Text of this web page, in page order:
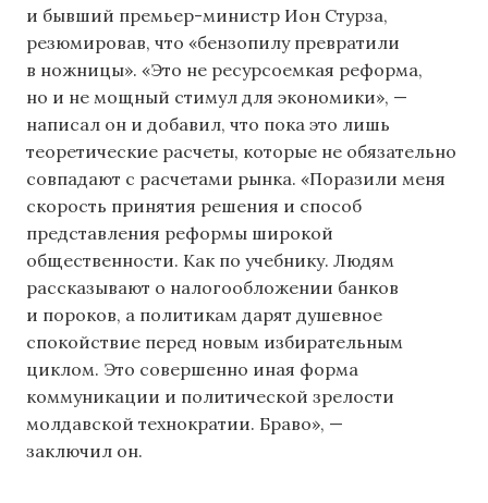
и бывший премьер-министр Ион Стурза,
резюмировав, что «бензопилу превратили
в ножницы». «Это не ресурсоемкая реформа,
но и не мощный стимул для экономики», —
написал он и добавил, что пока это лишь
теоретические расчеты, которые не обязательно
совпадают с расчетами рынка. «Поразили меня
скорость принятия решения и способ
представления реформы широкой
общественности. Как по учебнику. Людям
рассказывают о налогообложении банков
и пороков, а политикам дарят душевное
спокойствие перед новым избирательным
циклом. Это совершенно иная форма
коммуникации и политической зрелости
молдавской технократии. Браво», —
заключил он.